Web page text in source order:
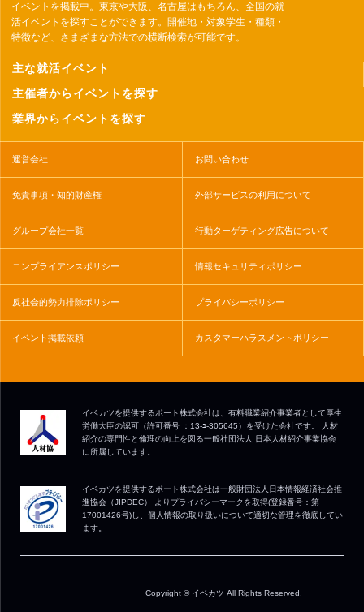
イベントを掲載中。東京や大阪、名古屋はもちろん、全国の就
活イベントを探すことができます。開催地・対象学生・種類・
特徴など、さまざまな方法での横断検索が可能です。
主な就活イベント
主催者からイベントを探す
業界からイベントを探す
運営会社 お問い合わせ
免責事項・知的財産権 外部サービスの利用について
グループ会社一覧 行動ターゲティング広告について
コンプライアンスポリシー 情報セキュリティポリシー
反社会的勢力排除ポリシー プライバシーポリシー
イベント掲載依頼 カスタマーハラスメントポリシー